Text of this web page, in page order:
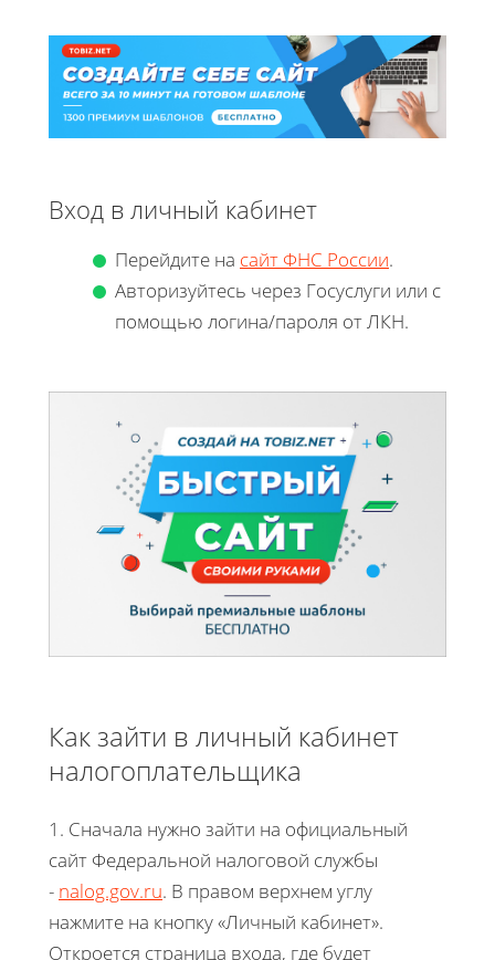
Вход в личный кабинет
Перейдите на сайт ФНС России.
Авторизуйтесь через Госуслуги или с
помощью логина/пароля от ЛКН.
Как зайти в личный кабинет
налогоплательщика
1. Сначала нужно зайти на официальный
сайт Федеральной налоговой службы
- nalog.gov.ru. В правом верхнем углу
нажмите на кнопку «Личный кабинет».
Откроется страница входа, где будет